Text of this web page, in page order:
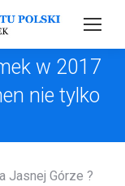
w 2017
nie tylko
Jasnej Górze ?